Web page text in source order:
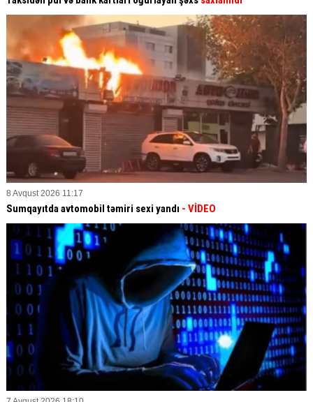
8 Avqust 2026 11:17
Sumqayıtda avtomobil təmiri sexi yandı - VİDEO